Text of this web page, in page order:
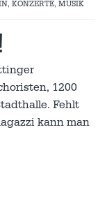
, KONZERTE, MUSIK
1200
Fehlt
kann man